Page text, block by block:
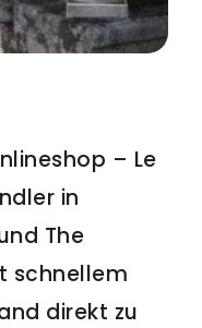
– Le
in
The
schnellem
direkt zu